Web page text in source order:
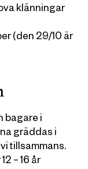
klänningar
(den 29/10 är
bagare i
gräddas i
tillsammans.
– 16 år